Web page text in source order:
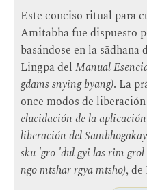
Este conciso ritual para
Amitābha fue dispuesto
basándose en la
Lingpa del Manual
gdams snying byang). La
once modos de
elucidación de la
liberación del
sku 'gro 'dul gyi las rim grol
ngo mtshar rgya mtsho),